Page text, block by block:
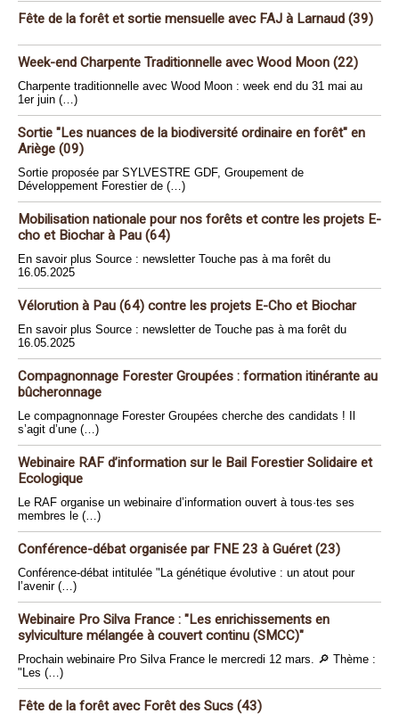
Fête de la forêt et sortie mensuelle avec FAJ à Larnaud (39)
Week-end Charpente Traditionnelle avec Wood Moon (22)
Charpente traditionnelle avec Wood Moon : week end du 31 mai au
1er juin (…)
Sortie "Les nuances de la biodiversité ordinaire en forêt" en
Ariège (09)
Sortie proposée par SYLVESTRE GDF, Groupement de
Développement Forestier de (…)
Mobilisation nationale pour nos forêts et contre les projets E-
cho et Biochar à Pau (64)
En savoir plus Source : newsletter Touche pas à ma forêt du
16.05.2025
Vélorution à Pau (64) contre les projets E-Cho et Biochar
En savoir plus Source : newsletter de Touche pas à ma forêt du
16.05.2025
Compagnonnage Forester Groupées : formation itinérante au
bûcheronnage
Le compagnonnage Forester Groupées cherche des candidats ! Il
s’agit d’une (…)
Webinaire RAF d’information sur le Bail Forestier Solidaire et
Ecologique
Le RAF organise un webinaire d’information ouvert à tous·tes ses
membres le (…)
Conférence-débat organisée par FNE 23 à Guéret (23)
Conférence-débat intitulée "La génétique évolutive : un atout pour
l’avenir (…)
Webinaire Pro Silva France : "Les enrichissements en
sylviculture mélangée à couvert continu (SMCC)"
Prochain webinaire Pro Silva France le mercredi 12 mars. 🔎 Thème :
"Les (…)
Fête de la forêt avec Forêt des Sucs (43)